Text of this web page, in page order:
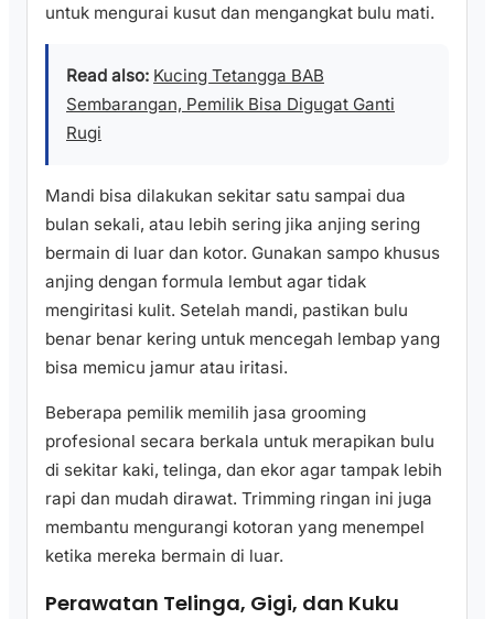
untuk mengurai kusut dan mengangkat bulu mati.
Read also: Kucing Tetangga BAB
Sembarangan, Pemilik Bisa Digugat Ganti
Rugi
Mandi bisa dilakukan sekitar satu sampai dua
bulan sekali, atau lebih sering jika anjing sering
bermain di luar dan kotor. Gunakan sampo khusus
anjing dengan formula lembut agar tidak
mengiritasi kulit. Setelah mandi, pastikan bulu
benar benar kering untuk mencegah lembap yang
bisa memicu jamur atau iritasi.
Beberapa pemilik memilih jasa grooming
profesional secara berkala untuk merapikan bulu
di sekitar kaki, telinga, dan ekor agar tampak lebih
rapi dan mudah dirawat. Trimming ringan ini juga
membantu mengurangi kotoran yang menempel
ketika mereka bermain di luar.
Perawatan Telinga, Gigi, dan Kuku